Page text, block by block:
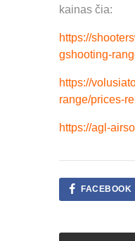
kainas čia:
https://
gshooting-
https://
range/prices-
https://agl-
FACEBOOK